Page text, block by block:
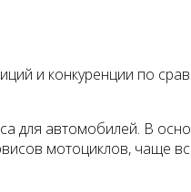
и конкуренции по
для автомобилей. В
мотоциклов, чаще